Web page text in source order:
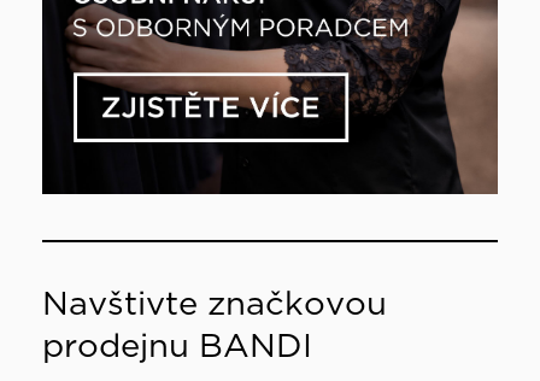
Navštivte značkovou
prodejnu BANDI